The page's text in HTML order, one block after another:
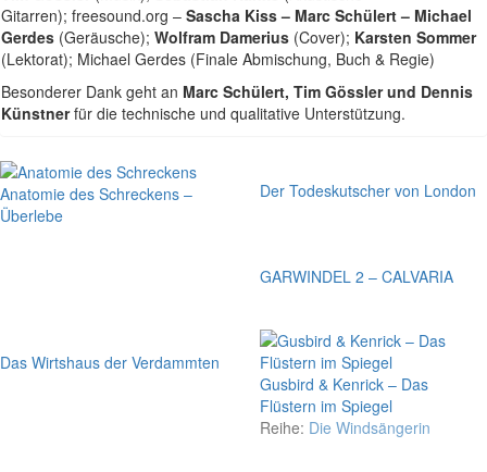
Gitarren); freesound.org – Sascha Kiss – Marc Schülert – Michael
Gerdes (Geräusche); Wolfram Damerius (Cover); Karsten Sommer
(Lektorat); Michael Gerdes (Finale Abmischung, Buch & Regie)
Besonderer Dank geht an Marc Schülert, Tim Gössler und Dennis
Künstnerfür die technische und qualitative Unterstützung.
Anatomie des Schreckens –
Überlebe
Der Todeskutscher von London
GARWINDEL 2 – CALVARIA
Das Wirtshaus der Verdammten
Gusbird & Kenrick – Das
Flüstern im Spiegel
Reihe: Die Windsängerin